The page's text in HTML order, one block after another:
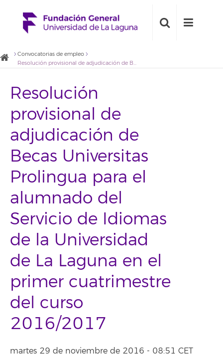
Convocatorias de empleo
Resolución provisional de adjudicación de Becas Universitas Prolingua para el alumnado del Servicio de Idiomas de la Universidad de La Laguna en el primer cuatrimestre del curso 2016/2017
Resolución
provisional de
adjudicación de
Becas Universitas
Prolingua para el
alumnado del
Servicio de Idiomas
de la Universidad
de La Laguna en el
primer cuatrimestre
del curso
2016/2017
martes 29 de noviembre de 2016 - 08:51 CET